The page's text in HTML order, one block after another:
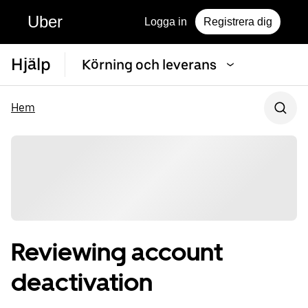
Uber Logga in Registrera dig
Hjälp Körning och leverans
Hem
Reviewing account
deactivation